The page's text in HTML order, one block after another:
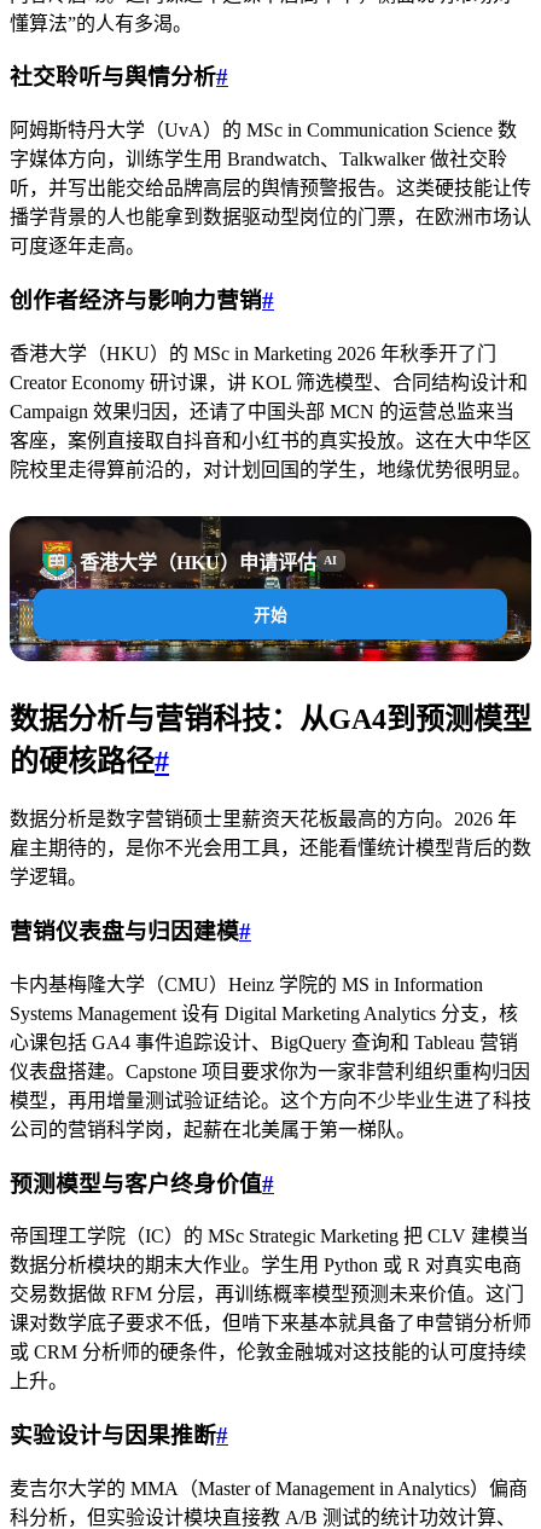
懂算法”的人有多渴。
社交聆听与舆情分析#
阿姆斯特丹大学（UvA）的 MSc in Communication Science 数
字媒体方向，训练学生用 Brandwatch、Talkwalker 做社交聆
听，并写出能交给品牌高层的舆情预警报告。这类硬技能让传
播学背景的人也能拿到数据驱动型岗位的门票，在欧洲市场认
可度逐年走高。
创作者经济与影响力营销#
香港大学（HKU）的 MSc in Marketing 2026 年秋季开了门
Creator Economy 研讨课，讲 KOL 筛选模型、合同结构设计和
Campaign 效果归因，还请了中国头部 MCN 的运营总监来当
客座，案例直接取自抖音和小红书的真实投放。这在大中华区
院校里走得算前沿的，对计划回国的学生，地缘优势很明显。
香港大学（HKU）申请评估 AI
开始
数据分析与营销科技：从GA4到预测模型
的硬核路径#
数据分析是数字营销硕士里薪资天花板最高的方向。2026 年
雇主期待的，是你不光会用工具，还能看懂统计模型背后的数
学逻辑。
营销仪表盘与归因建模#
卡内基梅隆大学（CMU）Heinz 学院的 MS in Information
Systems Management 设有 Digital Marketing Analytics 分支，核
心课包括 GA4 事件追踪设计、BigQuery 查询和 Tableau 营销
仪表盘搭建。Capstone 项目要求你为一家非营利组织重构归因
模型，再用增量测试验证结论。这个方向不少毕业生进了科技
公司的营销科学岗，起薪在北美属于第一梯队。
预测模型与客户终身价值#
帝国理工学院（IC）的 MSc Strategic Marketing 把 CLV 建模当
数据分析模块的期末大作业。学生用 Python 或 R 对真实电商
交易数据做 RFM 分层，再训练概率模型预测未来价值。这门
课对数学底子要求不低，但啃下来基本就具备了申营销分析师
或 CRM 分析师的硬条件，伦敦金融城对这技能的认可度持续
上升。
实验设计与因果推断#
麦吉尔大学的 MMA（Master of Management in Analytics）偏商
科分析，但实验设计模块直接教 A/B 测试的统计功效计算、